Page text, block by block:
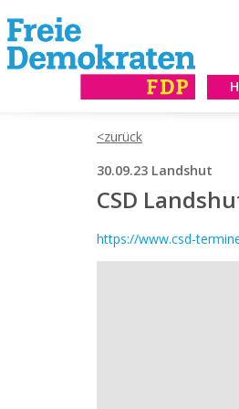
30.09.23 Landshut
CSD
https://www.csd-